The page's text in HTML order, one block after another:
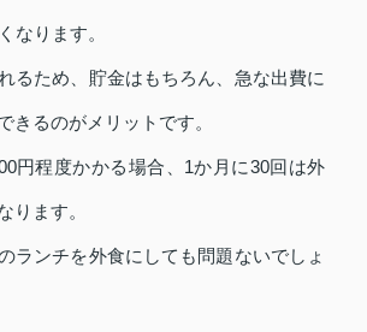
なります。
るため、貯金はもちろん、急な出費に
きるのがメリットです。
円程度かかる場合、1か月に30回は外
ります。
ランチを外食にしても問題ないでしょ